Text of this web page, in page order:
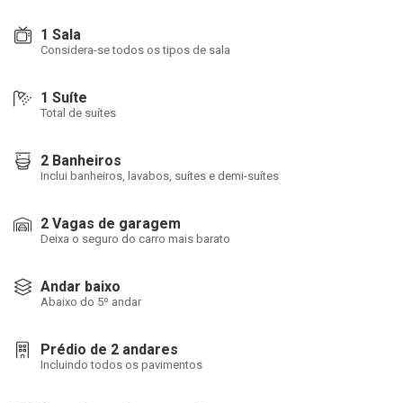
1 Sala
Considera-se todos os tipos de sala
1 Suíte
Total de suítes
2 Banheiros
Inclui banheiros, lavabos, suítes e demi-suítes
2 Vagas de garagem
Deixa o seguro do carro mais barato
Andar baixo
Abaixo do 5º andar
Prédio de 2 andares
Incluindo todos os pavimentos